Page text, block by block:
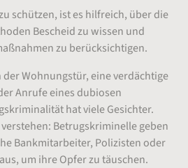
schützen, ist es hilfreich, über die
Bescheid zu wissen und
zu berücksichtigen.
der Wohnungstür, eine verdächtige
Anrufe eines dubiosen
hat viele Gesichter.
Betrugskriminelle geben
Bankmitarbeiter, Polizisten oder
um ihre Opfer zu täuschen.